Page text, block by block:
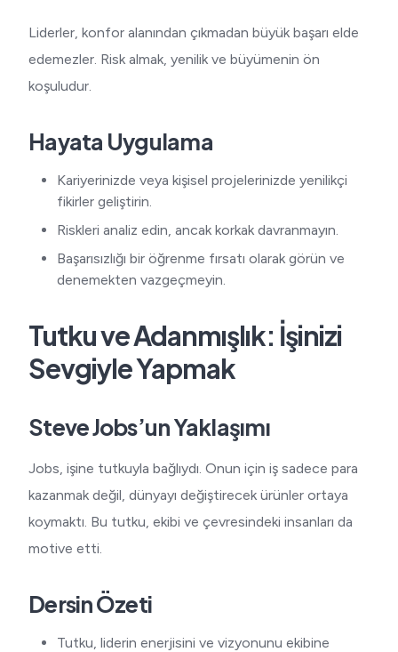
Liderler, konfor alanından çıkmadan büyük başarı elde
edemezler. Risk almak, yenilik ve büyümenin ön
koşuludur.
Hayata Uygulama
Kariyerinizde veya kişisel projelerinizde yenilikçi
fikirler geliştirin.
Riskleri analiz edin, ancak korkak davranmayın.
Başarısızlığı bir öğrenme fırsatı olarak görün ve
denemekten vazgeçmeyin.
Tutku ve Adanmışlık: İşinizi
Sevgiyle Yapmak
Steve Jobs’un Yaklaşımı
Jobs, işine tutkuyla bağlıydı. Onun için iş sadece para
kazanmak değil, dünyayı değiştirecek ürünler ortaya
koymaktı. Bu tutku, ekibi ve çevresindeki insanları da
motive etti.
Dersin Özeti
Tutku, liderin enerjisini ve vizyonunu ekibine